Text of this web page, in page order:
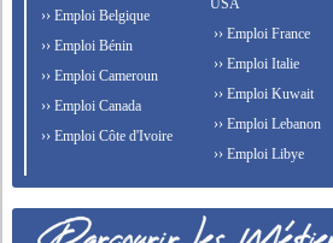
›› Emploi Belgique
›› Emploi Bénin
›› Emploi Cameroun
›› Emploi Canada
›› Emploi Côte d'Ivoire
USA
›› Emploi France
›› Emploi Italie
›› Emploi Kuwait
›› Emploi Lebanon
›› Emploi Libye